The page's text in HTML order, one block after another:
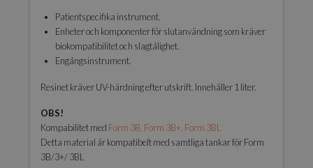
Patientspecifika instrument.
Enheter och komponenter för slutanvändning som kräver
biokompatibilitet och slagtålighet.
Engångsinstrument.
Resinet kräver UV-härdning efter utskrift. Innehåller 1 liter.
OBS!
Kompabilitet med Form 3B, Form 3B+, Form 3BL
Detta material är kompatibelt med samtliga tankar för Form
3B/3+/ 3BL